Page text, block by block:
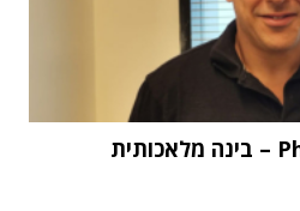
"העתיד הוא Physical AI – בינה מלאכותית